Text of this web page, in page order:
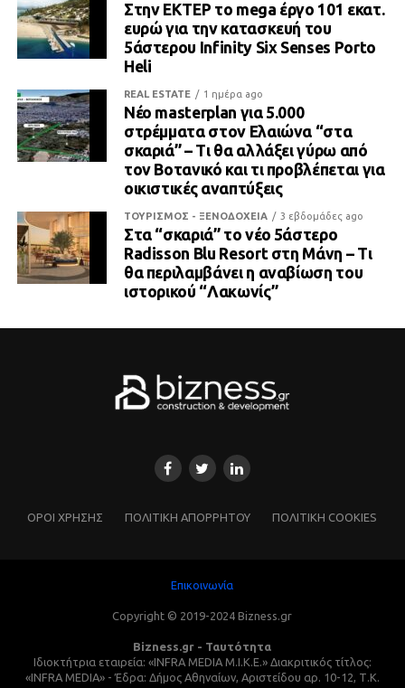
Στην ΕΚΤΕΡ το mega έργο 101 εκατ.
ευρώ για την κατασκευή του
5άστερου Infinity Six Senses Porto
Heli
REAL ESTATE 1 ημέρα ago
Νέο masterplan για 5.000
στρέμματα στον Ελαιώνα “στα
σκαριά” – Τι θα αλλάξει γύρω από
τον Βοτανικό και τι προβλέπεται για
οικιστικές αναπτύξεις
ΤΟΥΡΙΣΜΟΣ - ΞΕΝΟΔΟΧΕΙΑ 3 εβδομάδες ago
Στα “σκαριά” το νέο 5άστερο
Radisson Blu Resort στη Μάνη – Τι
θα περιλαμβάνει η αναβίωση του
ιστορικού “Λακωνίς”
ΌΡΟΙ ΧΡΗΣΗΣ ΠΟΛΙΤΙΚΗ ΑΠΟΡΡΗΤΟΥ ΠΟΛΙΤΙΚΗ COOKIES
Επικοινωνία
Copyright © 2019-2024 Bizness.gr
Bizness.gr - Ταυτότητα
Ιδιοκτήτρια εταιρεία: «INFRA MEDIA M.I.K.E.» Διακριτικός τίτλος:
«INFRA MEDIA» - Έδρα: Δήμος Αθηναίων, Αριστείδου αρ. 10-12, Τ.Κ.